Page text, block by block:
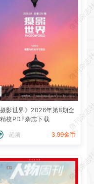
摄影世界》2026年第8期全
校PDF杂志下载
超频 3.99金币
微刊杂
微刊杂
微刊杂
微刊杂